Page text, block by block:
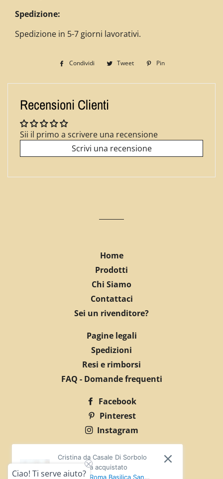
Spedizione:
Spedizione in 5-7 giorni lavorativi.
Condividi
Condividi
Facebook
Tweet
Twitta
Twitter
Pin
Pinterest
Recensioni Clienti
Sii il primo a scrivere una recensione
Scrivi una recensione
Home
Prodotti
Chi Siamo
Contattaci
Sei un rivenditore?
Pagine legali
Spedizioni
Resi e rimborsi
FAQ - Domande frequenti
Facebook
Pinterest
Instagram
© 2026,
EDART
P.IVA:04602990402 info@edart.it
Cristina da Casale Di Sorbolo
Mezzani ha acquistato
Cartolina "Roma Basilica San
Ciao! Ti serve aiuto?